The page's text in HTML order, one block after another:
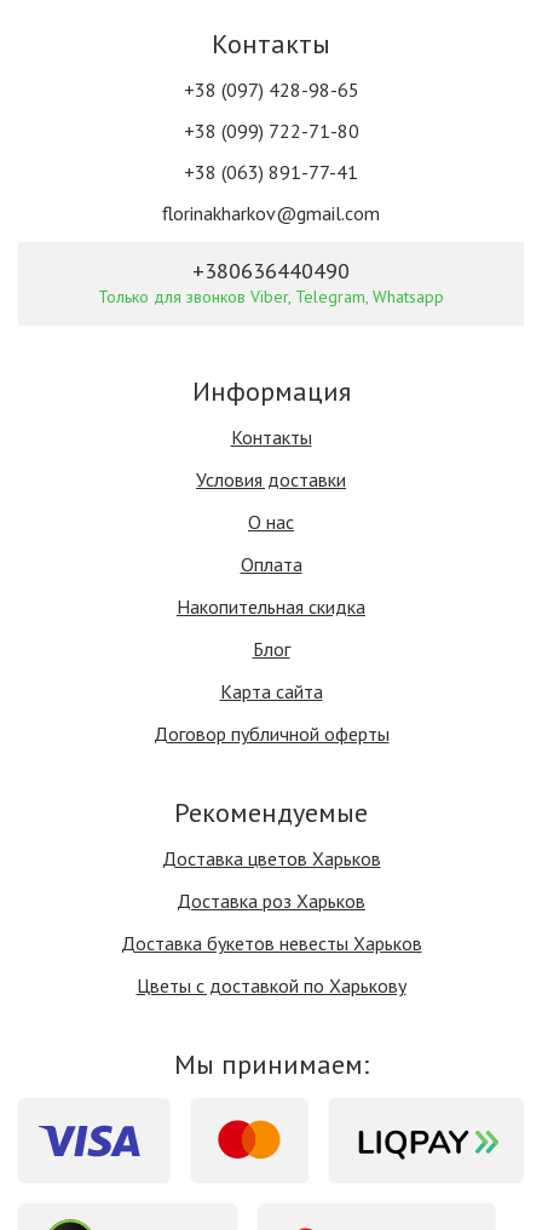
Контакты
+38 (097) 428-98-65
+38 (099) 722-71-80
+38 (063) 891-77-41
florinakharkov@gmail.com
+380636440490
Только для звонков Viber, Telegram, Whatsapp
Информация
Контакты
Условия доставки
О нас
Оплата
Накопительная скидка
Блог
Карта сайта
Договор публичной оферты
Рекомендуемые
Доставка цветов Харьков
Доставка роз Харьков
Доставка букетов невесты Харьков
Цветы с доставкой по Харькову
Мы принимаем: